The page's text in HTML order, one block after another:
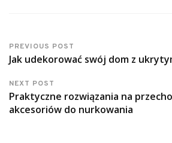
PREVIOUS POST
Jak udekorować swój dom z
NEXT POST
Praktyczne rozwiązania na
akcesoriów do nurkowania